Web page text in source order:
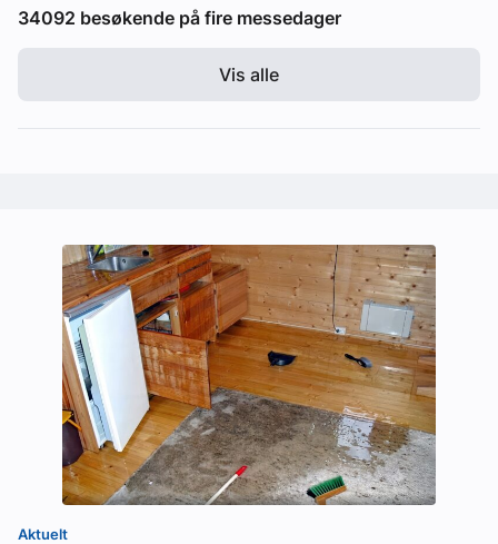
34092 besøkende på fire messedager
Vis alle
Aktuelt